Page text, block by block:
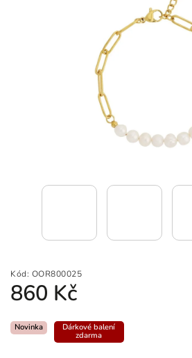
Kód: OOR800025
860 Kč
Novinka
Dárkové balení
zdarma